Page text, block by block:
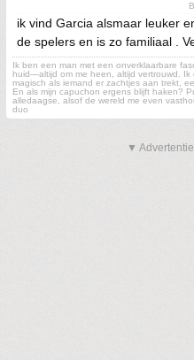
ik vind Garcia alsmaar leuker
de spelers en is zo familiaal .
Ik ben een man met een onverklaarbare
huid—altijd om me heen, altijd vertrouwd.
magisch als iemand er zachtjes aan trekt,
En als mijn capuchon ergens blijft haken?
alledaagse, alsof de wereld me even
duo
▼